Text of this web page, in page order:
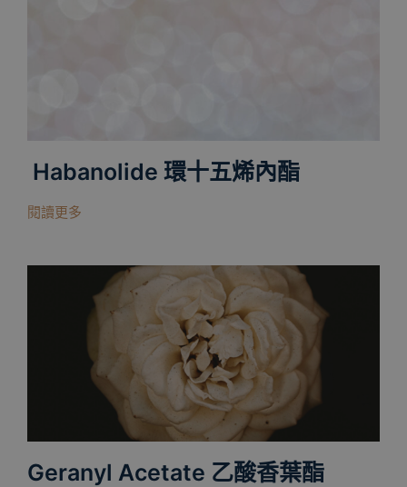
Habanolide 環十五烯內酯
閱讀更多
Geranyl Acetate 乙酸香葉酯